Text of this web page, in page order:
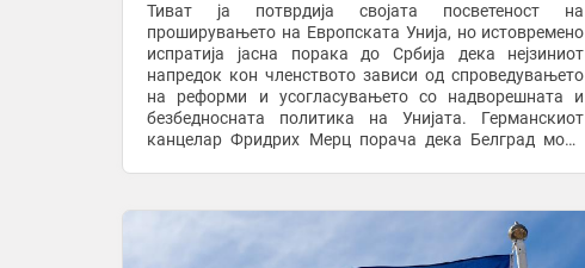
Тиват ја потврдија својата посветеност на
проширувањето на Европската Унија, но истовремено
испратија јасна порака до Србија дека нејзиниот
напредок кон членството зависи од спроведувањето
на реформи и усогласувањето со надворешната и
безбедносната политика на Унијата. Германскиот
канцелар Фридрих Мерц порача дека Белград мора